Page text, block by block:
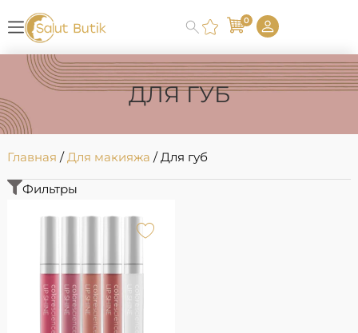
0
ДЛЯ ГУБ
Главная /Для макияжа / Для губ
Фильтры